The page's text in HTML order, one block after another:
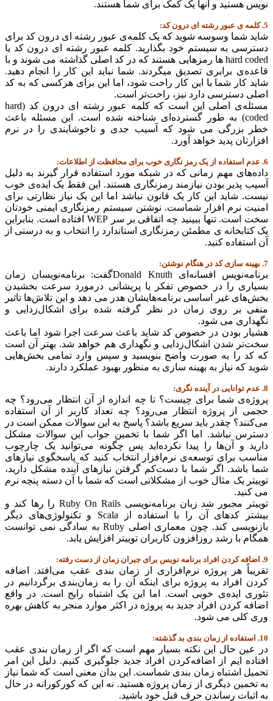
نویس هستید و آنها یک کمک برای شما هستند.
5. کلمه ی عبور رشته ای درون کد:
شاید شما وسوسه شوید که یک کلمه‌ی عبور رشته ای درون کد برای
دسترسی به سیستم خود بگذارید. کلمه عبور رشته ای درون کد یا
hard coded ها رمزهایی هستند که در کد اصلی گذاشته می شوند و با
قاعده‌ی برابری تصدیق میگردند. شما نباید این کار را انجام دهید.
شاید کار شما با این کار راحت شود، اما این برای هرکسی که به کد
اصلی دسترسی دارد نیز، راحت‌تر است.
مسئله‌ی اصلی این است که کلمه عبور رشته ای درون کد (hard
coded) به طور گسترده‌ای شناخته شده است. این مسئله باعث
خطر بزرگی می شود که آسیب جدی و ناخوشایندی را در نرم
افزارتان پدید خواهد آورد.
6. عدم استفاده از یک رمز نگاری خوب برای محافظت از اطلاعات:
داده‌های مهم زمانی که در شبکه مورد استفاده قرار گیرند به دلیل
آسیب پذیر بودن نیازمند رمزنگاری هستند. این فقط یک ایده‌ی خوب
نیست. شاید این کار یک قانون نباشد اما این یک نیاز نظارتی برای
امنیت نرم افزار شماست. نوشتن سیستم رمزنگاری ایمنی خودتان
سخت است. تنها ببینید چه اتفاقی بر سر WEP افتاده است. بنابراین
یک کتابخانه ی مطمئن رمزنگاری استاندارد را انتخاب و به درستی از
آن استفاده کنید.
7. بهینه سازی کد در هنگام نوشتن:
برنامه‌نویس افسانه‌ای Donald Knuthگفت: برنامه‌نویسان زمان
بسیاری را در خصوص تفکر یا پریشانی درمورد سرعت بخشیدن
بخش‌های غیر اساسی برنامه‌هایشان هدر می دهد و این تلاش‌ها تاثیر
منفی بر روی زمان در نظر گرفته شده برای اشکال‌زدایی و
نگهداری می شود.
هشیار بودن در خصوص کد شاید باعث سرعت اجرا شود اما باعث
سخت‌تر شدن اشکال‌زدایی و نگهداری هم خواهد شد. بهتر آن است
که کد را به صورت واضح بنویسید و سپس وارد تمامی بخش‌هایی
شوید که نیاز به بهینه سازی به منظور بهبود عملکرد دارند.
8. عدم توانایی در آینده نگری:
پروژه‌ی شما برای چیست؟ تا چه اندازه از آن انتظار می‌رود؟ چه
حجمی از پروژه انتظار می‌رود؟ چه تعداد کاربر از آن استفاده
می‌کنند؟ چقدر باید سریع باشد؟ پاسخ به این سوالات ممکن است در
دسترس نباشد. اما اگر شما با تخمین جواب این سوالات مشکل
دارید و آن‌ها را پیدا نکرده‌اید پس چگونه می‌توانید یک چارچوب
مناسب برای توسعه‌ی نرم‌افزار انتخاب کنید که پاسخگوی نیازهای
شما باشد. اگر شما با دست‌کم گرفتن نیازهای آینده مشکل دارید،
توییتر یک مثال خوب از مشکلاتی است که شما با آن دسته پنچه نرم
می کنید.
توییتر مجبور شد زبان برنامه‌نویسی Ruby On Rails را رها کند و
بیشتر کدهای آن را با استفاده از Scala و تکنولوژی‌های دیگر
بازنویسی کند.‌ چون معماری اصلی Ruby به سادگی نمی توانست
همگام با رشد روزافزون کاربران توییتر افزایش یابد.
9. اضافه کردن افراد برنامه نویس برای جبران زمان از دست رفته:
تقریباً هر پروژه نرم‌افزاری از زمان بندی عقب می‌افتد. اضافه
کردن افراد به پروژه برای اینکه آن را به زمان‌بندی برگردانیم در
تئوری ایده‌ی خوبی است. اما این یک اشتباه رایج است. در واقع
اضافه کردن افراد جدید به پروژه در اکثر موارد منجر به کاهش بهره
وری کلی می شود.
10. استفاده از زمان بندی بد گذشته:
در عین حال این نکته بسیار مهم است که اگر از زمان بندی عقب
افتاده ایم از اضافه‌کردن افراد جدید جلوگیری کنیم. دلیل این امر
تحمیل اشتباه زمان بندی شماست. این بدان معنی است که شما نیاز
به تخمین دیگری از زمان پروژه هستید. نه این که کورکورانه در حال
به اثبات رساندن حرف قبل خود باشید.